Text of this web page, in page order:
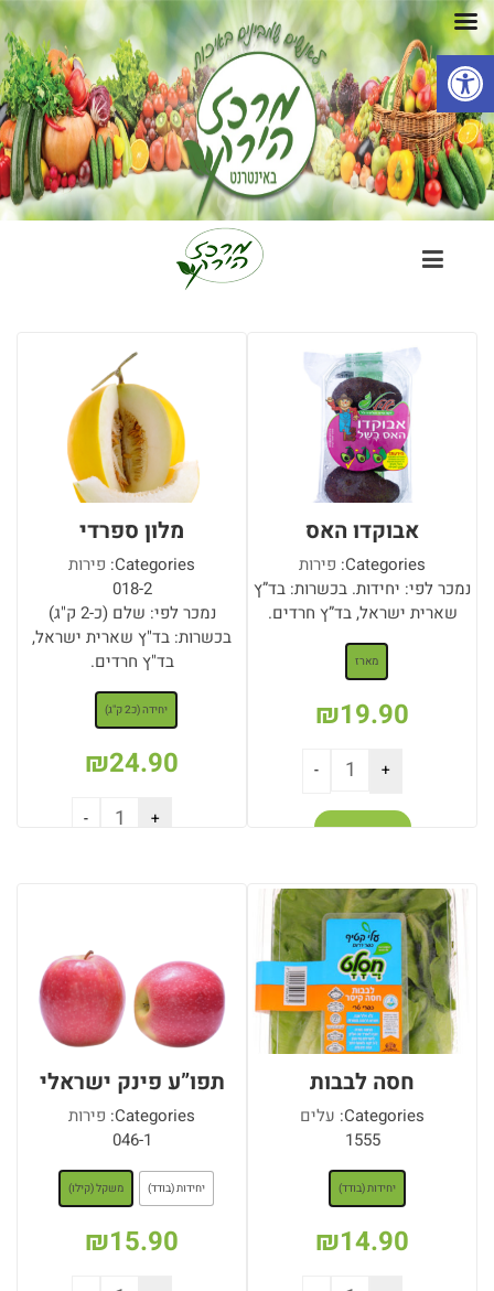
פתח סרגל נגישות
אבוקדו האס
Categories: פירות
נמכר לפי: יחידות. בכשרות: בד”ץ
שארית ישראל, בד”ץ חרדים.
מארז
₪19.90
הוספה לסל
מלון ספרדי
Categories: פירות
018-2
נמכר לפי: שלם (כ-2 ק"ג)
בכשרות: בד"ץ שארית ישראל,
בד"ץ חרדים.
יחידה (כ2 ק"ג)
₪24.90
חסה לבבות
Categories: עלים
1555
יחידות (בודד)
₪14.90
תפו”ע פינק ישראלי
Categories: פירות
046-1
יחידות (בודד) משקל (קילו)
₪15.90